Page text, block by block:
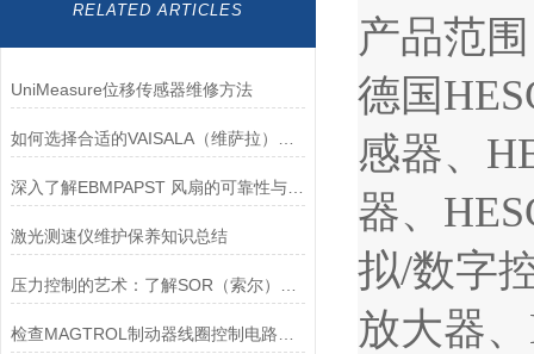
RELATED ARTICLES
UniMeasure位移传感器维修方法
深入了解EBMPAPST 风扇的可靠性与耐用性
激光测速仪维护保养知识总结
产品范
德国
感器、
器、
拟/数字
放大器、